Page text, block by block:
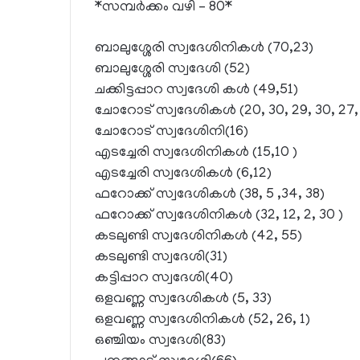
*സമ്പര്‍ക്കം വഴി – 80*
ബാലുശ്ശേരി സ്വദേശിനികള്‍ (70,23)
ബാലുശ്ശേരി സ്വദേശി (52)
ചക്കിട്ടപ്പാറ സ്വദേശി കള്‍ (49,51)
ചോറോട് സ്വദേശികള്‍ (20, 30, 29, 30, 27,
ചോറോട് സ്വദേശിനി(16)
എടച്ചേരി സ്വദേശിനികള്‍ (15,10 )
എടച്ചേരി സ്വദേശികള്‍ (6,12)
ഫറോക്ക് സ്വദേശികള്‍ (38, 5 ,34, 38)
ഫറോക്ക് സ്വദേശിനികള്‍ (32, 12, 2, 30 )
കടലുണ്ടി സ്വദേശിനികള്‍ (42, 55)
കടലുണ്ടി സ്വദേശി(31)
കട്ടിപ്പാറ സ്വദേശി(40)
ഒളവണ്ണ സ്വദേശികള്‍ (5, 33)
ഒളവണ്ണ സ്വദേശിനികള്‍ (52, 26, 1)
ഒഞ്ചിയം സ്വദേശി(83)